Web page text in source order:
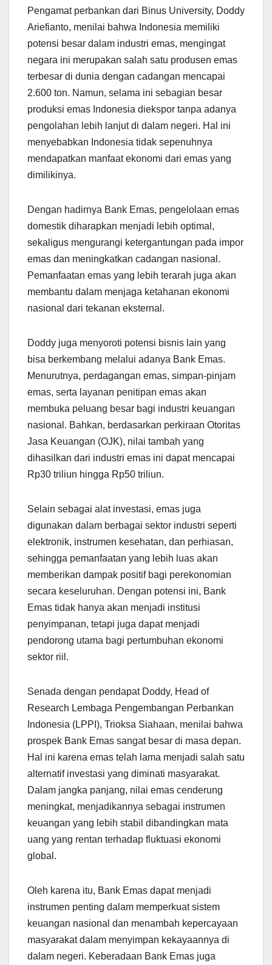
Pengamat perbankan dari Binus University, Doddy
Ariefianto, menilai bahwa Indonesia memiliki
potensi besar dalam industri emas, mengingat
negara ini merupakan salah satu produsen emas
terbesar di dunia dengan cadangan mencapai
2.600 ton. Namun, selama ini sebagian besar
produksi emas Indonesia diekspor tanpa adanya
pengolahan lebih lanjut di dalam negeri. Hal ini
menyebabkan Indonesia tidak sepenuhnya
mendapatkan manfaat ekonomi dari emas yang
dimilikinya.
Dengan hadirnya Bank Emas, pengelolaan emas
domestik diharapkan menjadi lebih optimal,
sekaligus mengurangi ketergantungan pada impor
emas dan meningkatkan cadangan nasional.
Pemanfaatan emas yang lebih terarah juga akan
membantu dalam menjaga ketahanan ekonomi
nasional dari tekanan eksternal.
Doddy juga menyoroti potensi bisnis lain yang
bisa berkembang melalui adanya Bank Emas.
Menurutnya, perdagangan emas, simpan-pinjam
emas, serta layanan penitipan emas akan
membuka peluang besar bagi industri keuangan
nasional. Bahkan, berdasarkan perkiraan Otoritas
Jasa Keuangan (OJK), nilai tambah yang
dihasilkan dari industri emas ini dapat mencapai
Rp30 triliun hingga Rp50 triliun.
Selain sebagai alat investasi, emas juga
digunakan dalam berbagai sektor industri seperti
elektronik, instrumen kesehatan, dan perhiasan,
sehingga pemanfaatan yang lebih luas akan
memberikan dampak positif bagi perekonomian
secara keseluruhan. Dengan potensi ini, Bank
Emas tidak hanya akan menjadi institusi
penyimpanan, tetapi juga dapat menjadi
pendorong utama bagi pertumbuhan ekonomi
sektor riil.
Senada dengan pendapat Doddy, Head of
Research Lembaga Pengembangan Perbankan
Indonesia (LPPI), Trioksa Siahaan, menilai bahwa
prospek Bank Emas sangat besar di masa depan.
Hal ini karena emas telah lama menjadi salah satu
alternatif investasi yang diminati masyarakat.
Dalam jangka panjang, nilai emas cenderung
meningkat, menjadikannya sebagai instrumen
keuangan yang lebih stabil dibandingkan mata
uang yang rentan terhadap fluktuasi ekonomi
global.
Oleh karena itu, Bank Emas dapat menjadi
instrumen penting dalam memperkuat sistem
keuangan nasional dan menambah kepercayaan
masyarakat dalam menyimpan kekayaannya di
dalam negeri. Keberadaan Bank Emas juga